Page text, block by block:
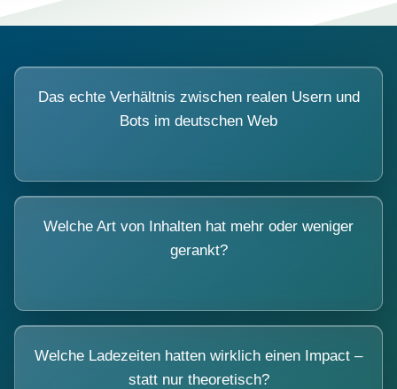
Das echte Verhältnis zwischen realen Usern und
Bots im deutschen Web
Welche Art von Inhalten hat mehr oder weniger
gerankt?
Welche Ladezeiten hatten wirklich einen Impact –
statt nur theoretisch?